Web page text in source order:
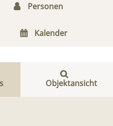
Personen
Kalender
Objektansicht